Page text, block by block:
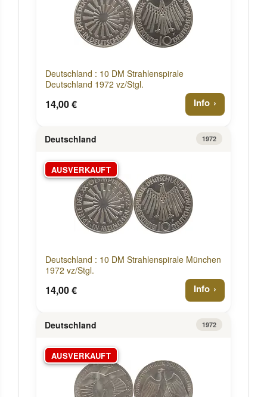
Deutschland : 10 DM Strahlenspirale
Deutschland 1972 vz/Stgl.
14,00 € Info
Deutschland 1972
AUSVERKAUFT
Deutschland : 10 DM Strahlenspirale München
1972 vz/Stgl.
14,00 € Info
Deutschland 1972
AUSVERKAUFT